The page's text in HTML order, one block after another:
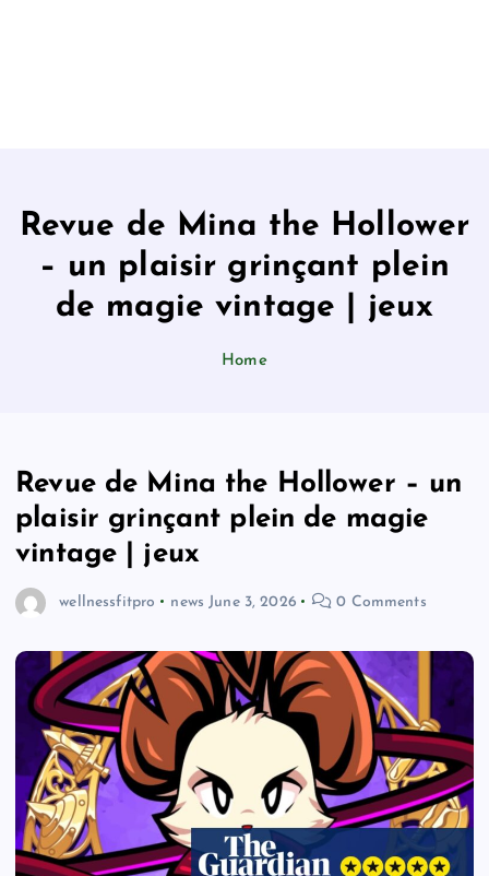
Revue de Mina the Hollower
– un plaisir grinçant plein
de magie vintage | jeux
Home
Revue de Mina the Hollower – un
plaisir grinçant plein de magie
vintage | jeux
wellnessfitpro news June 3, 2026 0 Comments